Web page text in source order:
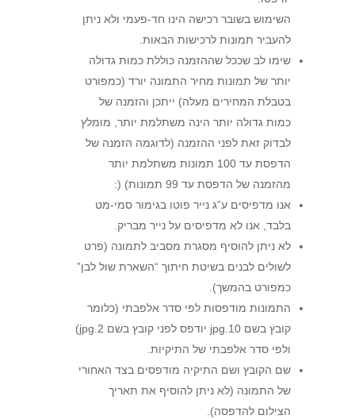
השימוש בשובר רכישה הינו חד-פעמי ולא ניתן
להעביר תמונות לרכישות הבאות.
שימו לב שככל שההזמנה כוללת כמות גדולה
יותר של תמונות מחיר התמונה יורד (כמפורט
בטבלת המחירים מעלה) ייתכן והזמנה של
כמות גדולה יותר הינה משתלמת יותר, מומלץ
לבדוק זאת לפני ההזמנה (לדוגמה הזמנה של
הדפסת עד 100 תמונות משתלמת יותר
מהזמנה של הדפסת עד 99 תמונות) (:
אנו מדפיסים ע”ג נייר פוטו בגימור סמי-מט
בלבד, אנו לא מדפיסים על נייר מבריק.
לא ניתן להוסיף מסגרת מסביב לתמונה (פרט
לשולים לבנים בשיטת חיתוך “השארת שול לבן”
כמפורט בהמשך).
התמונות מודפסות לפי סדר אלפבתי (כלומר
קובץ בשם 10.jpg יודפס לפני קובץ בשם 2.jpg)
ולפי סדר אלפבתי של התיקיות.
שם הקובץ ושם התיקיה מודפסים בצד האחורי
של התמונה (לא ניתן להוסיף את תאריך
הצילום להדפסה).